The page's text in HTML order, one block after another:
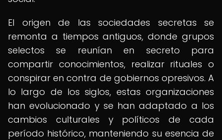
El origen de las sociedades secretas se
remonta a tiempos antiguos, donde grupos
selectos se reunían en secreto para
compartir conocimientos, realizar rituales o
conspirar en contra de gobiernos opresivos. A
lo largo de los siglos, estas organizaciones
han evolucionado y se han adaptado a los
cambios culturales y políticos de cada
período histórico, manteniendo su esencia de